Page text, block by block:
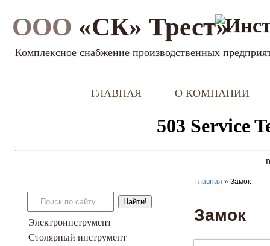
ООО «СК» Трест»
Комплексное снабжение производственных
ГЛАВНАЯ О КОМПАНИИ
Электроинструмент
Столярный инструмент
Главная » Замок
Замок